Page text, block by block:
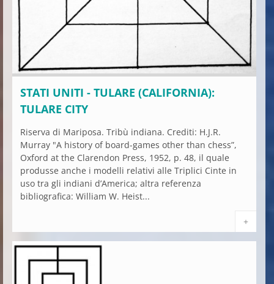
STATI UNITI - TULARE (CALIFORNIA):
TULARE CITY
Riserva di Mariposa. Tribù indiana. Crediti: H.J.R.
Murray "A history of board-games other than chess”,
Oxford at the Clarendon Press, 1952, p. 48, il quale
produsse anche i modelli relativi alle Triplici Cinte in
uso tra gli indiani d’America; altra referenza
bibliografica: William W. Heist...
+